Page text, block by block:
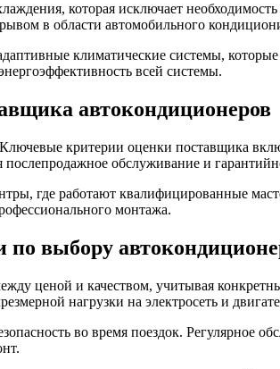
которая исключает
в области автомобильного
климатические системы,
всей системы.
автокондиционеров
критерии оценки поставщика
обслуживание и
где работают квалифицированные
монтажа.
выбору
ценой и качеством, учитывая
нагрузки на электросеть и
во время поездок. Регулярное